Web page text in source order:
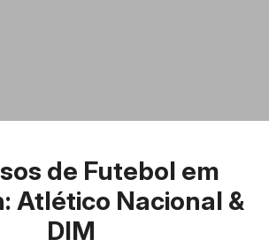
de Futebol em
Atlético Nacional &
DIM